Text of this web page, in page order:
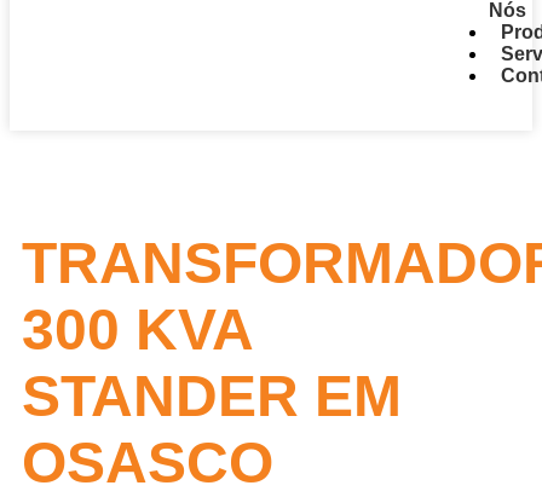
Nós
300 KVA
STANDER EM
OSASCO